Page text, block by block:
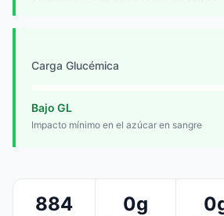
Carga Glucémica
Bajo GL
Impacto mínimo en el azúcar en sangre
884 0g